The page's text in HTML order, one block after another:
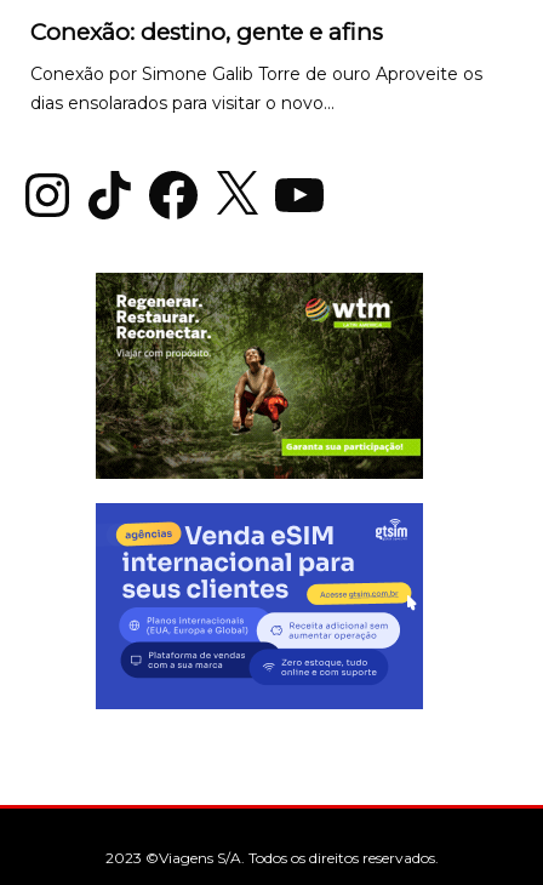
Conexão: destino, gente e afins
Conexão por Simone Galib Torre de ouro Aproveite os
dias ensolarados para visitar o novo...
InstagramTikTok Facebook
X YouTube
2023 ©Viagens S/A. Todos os direitos reservados.